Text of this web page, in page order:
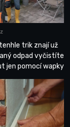
trik znají už
odpad vyčistíte
jen pomocí wapky